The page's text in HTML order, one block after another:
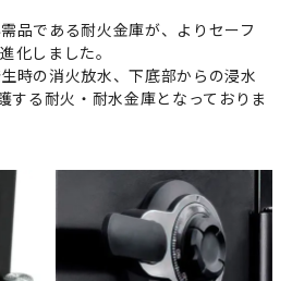
品である耐火金庫が、よりセーフ
化しました。
時の消火放水、下底部からの浸水
する耐火・耐水金庫となっておりま